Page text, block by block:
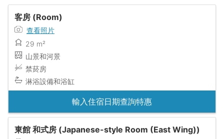
客房 (Room)
查看照片
29 m²
山景和河景
禁菸房
淋浴設備和浴缸
輸入住宿日期查詢特惠
東館 和式房 (Japanese-style Room (East Wing))